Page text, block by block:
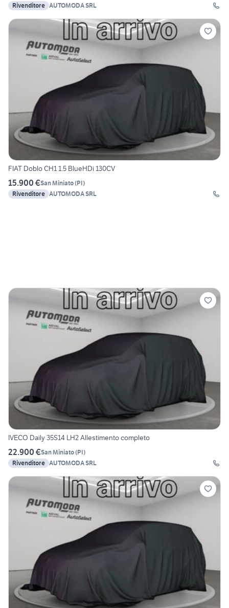
Rivenditore AUTOMODA SRL
FIAT Doblo CH1 1.5 BlueHDi 130CV
15.900 €San Miniato(PI)
Rivenditore AUTOMODA SRL
IVECO Daily 35S14 LH2 Allestimento completo
22.900 €San Miniato(PI)
Rivenditore AUTOMODA SRL